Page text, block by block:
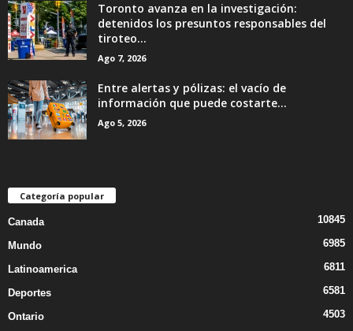
Toronto avanza en la investigación:
detenidos los presuntos responsables del
tiroteo...
Ago 7, 2026
Entre alertas y pólizas: el vacío de
información que puede costarte...
Ago 5, 2026
Categoría popular
Canada 10845
Mundo 6985
Latinoamerica 6811
Deportes 6581
Ontario 4503